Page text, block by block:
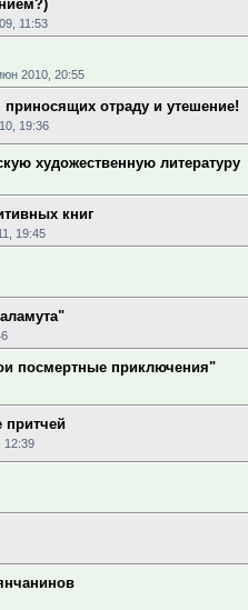
11:53
2010, 20:55
отраду и утешение!
19:36
художественную литературу
книг
19:45
посмертные приключения"
притчей
12:39